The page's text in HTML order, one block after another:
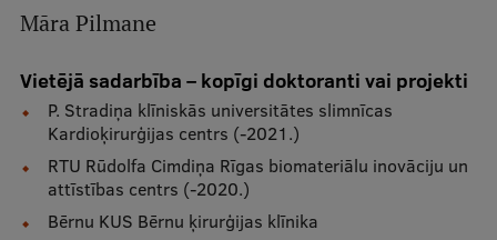
Mobile
galvenā
izvēlne
Pamatstudiju programmas
Maģistra studiju programmas
Māra Pilmane
Vietējā sadarbība – kopīgi doktoranti vai projekti
P. Stradiņa klīniskās universitātes slimnīcas
Kardioķirurģijas centrs (-2021.)
RTU Rūdolfa Cimdiņa Rīgas biomateriālu inovāciju un
attīstības centrs (-2020.)
Bērnu KUS Bērnu ķirurģijas klīnika